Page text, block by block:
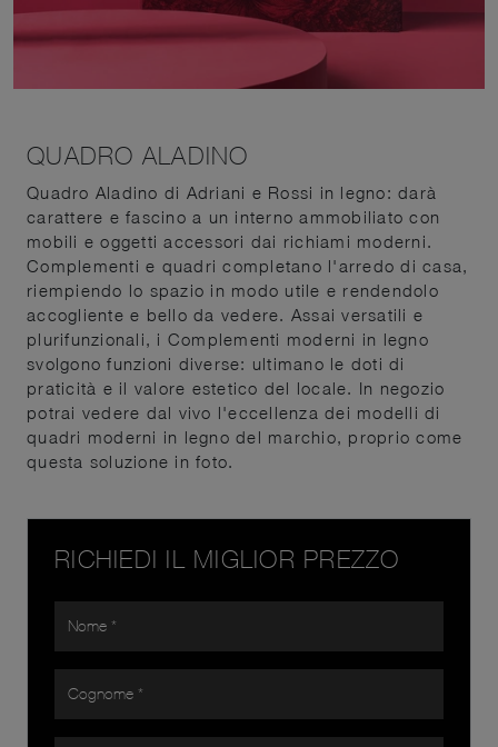
QUADRO ALADINO
Quadro Aladino di Adriani e Rossi in legno: darà
carattere e fascino a un interno ammobiliato con
mobili e oggetti accessori dai richiami moderni.
Complementi e quadri completano l'arredo di casa,
riempiendo lo spazio in modo utile e rendendolo
accogliente e bello da vedere. Assai versatili e
plurifunzionali, i Complementi moderni in legno
svolgono funzioni diverse: ultimano le doti di
praticità e il valore estetico del locale. In negozio
potrai vedere dal vivo l'eccellenza dei modelli di
quadri moderni in legno del marchio, proprio come
questa soluzione in foto.
RICHIEDI IL MIGLIOR PREZZO